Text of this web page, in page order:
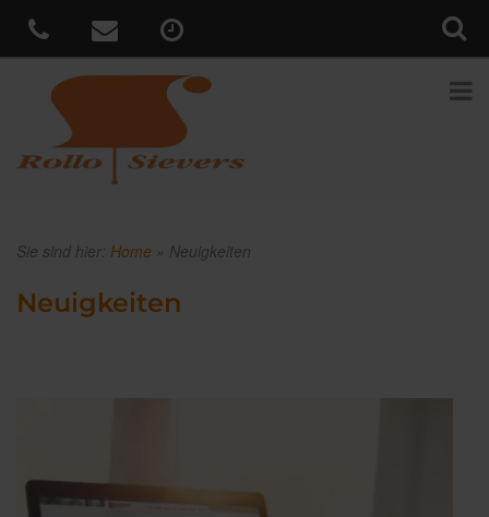
Sie sind hier: Home » Neuigkeiten
Neuigkeiten